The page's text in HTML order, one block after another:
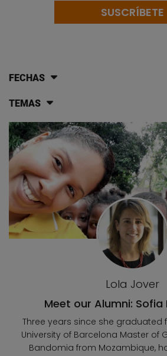
SUSCRÍBETE
FECHAS
TEMAS
Lista de artículos del
Lola Jover
Meet our Alumni:
Three years since she graduated
University of Barcelona Master of
Bandomia from Mozambique,